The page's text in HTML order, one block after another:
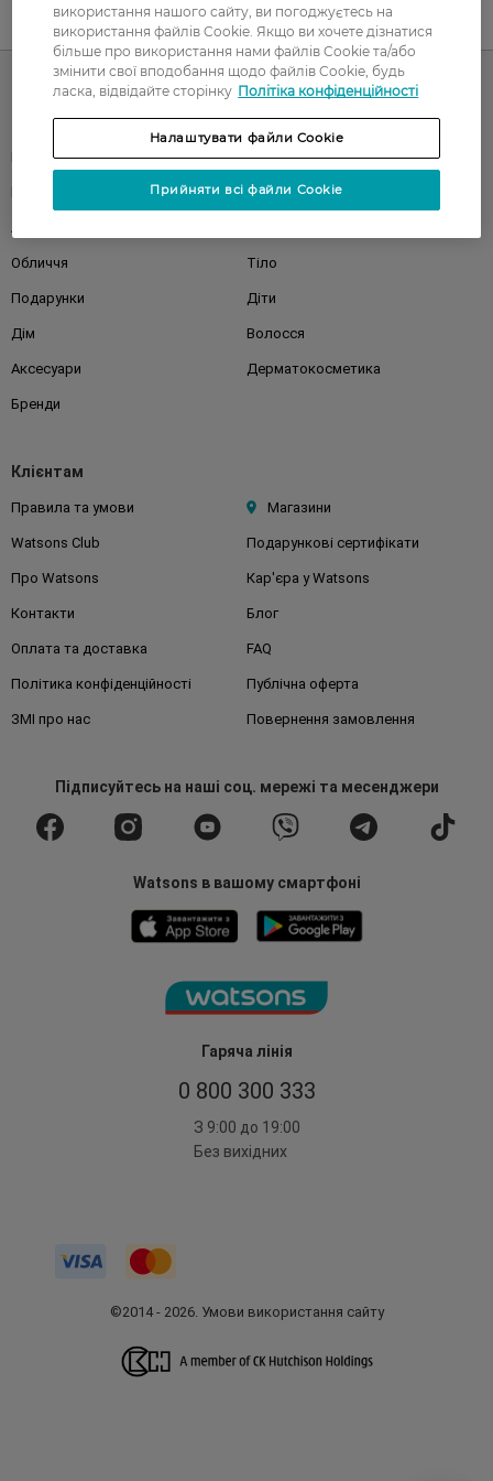
UA
Гаряча лінія
0 800 300 333
З 9:00 до 19:00
Без вихідних
Каталог
Корейска косметика Чоловікам
Здоров'я
Акції
Обличчя Тіло
Подарунки Діти
Дім Волосся
Аксесуари Дерматокосметика
Бренди
Клієнтам
Правила та умови Магазини
Watsons Club Подарункові сертифікати
Про Watsons Кар'єра у Watsons
Контакти Блог
Оплата та доставка FAQ
Політика конфіденційності Публічна оферта
ЗМІ про нас Повернення замовлення
Підписуйтесьна наші соц. мережі та месенджери
Watsons в вашому смартфоні
©2014 - 2026. Умови використання сайту
використання нашого сайту, ви погоджуєтесь на
використання файлів Cookie. Якщо ви хочете дізнатися
більше про використання нами файлів Cookie та/або
змінити свої вподобання щодо файлів Cookie, будь
ласка, відвідайте сторінку Політіка конфіденційності
Налаштувати файли Cookie
Прийняти всі файли Cookie